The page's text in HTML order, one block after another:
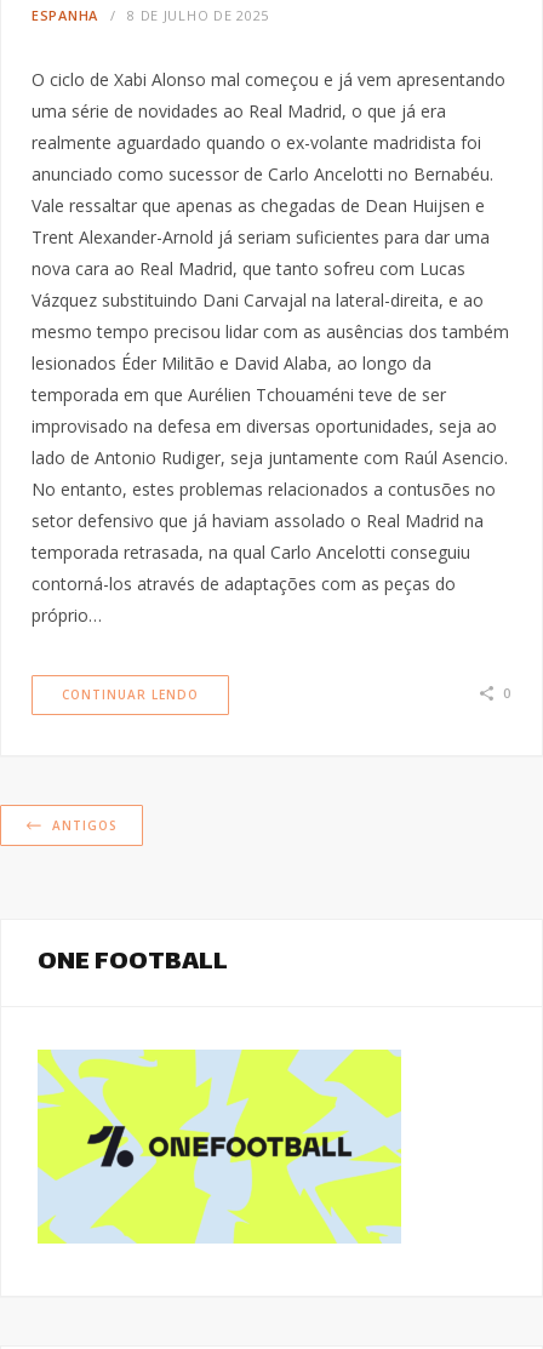
ESPANHA 8 DE JULHO DE 2025
O ciclo de Xabi Alonso mal começou e já vem apresentando
uma série de novidades ao Real Madrid, o que já era
realmente aguardado quando o ex-volante madridista foi
anunciado como sucessor de Carlo Ancelotti no Bernabéu.
Vale ressaltar que apenas as chegadas de Dean Huijsen e
Trent Alexander-Arnold já seriam suficientes para dar uma
nova cara ao Real Madrid, que tanto sofreu com Lucas
Vázquez substituindo Dani Carvajal na lateral-direita, e ao
mesmo tempo precisou lidar com as ausências dos também
lesionados Éder Militão e David Alaba, ao longo da
temporada em que Aurélien Tchouaméni teve de ser
improvisado na defesa em diversas oportunidades, seja ao
lado de Antonio Rudiger, seja juntamente com Raúl Asencio.
No entanto, estes problemas relacionados a contusões no
setor defensivo que já haviam assolado o Real Madrid na
temporada retrasada, na qual Carlo Ancelotti conseguiu
contorná-los através de adaptações com as peças do
próprio…
CONTINUAR LENDO 0
ANTIGOS
ONE FOOTBALL